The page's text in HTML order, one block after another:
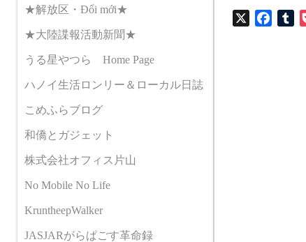
X
★解放区・Đổi mới★
★大陸諜報活動新聞★
うる星やつら Home Page
ハノイ生活ロンリー＆ローカル日誌
こめふらブログ
和僑とガジェット
株式会社オフィス片山
No Mobile No Life
KruntheepWalker
JASJARがらぱごす革命録